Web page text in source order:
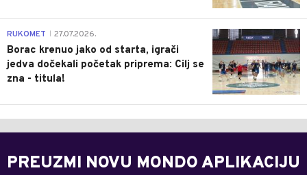
0
RUKOMET 27.07.2026.
Borac krenuo jako od starta, igrači
jedva dočekali početak priprema: Cilj se
zna - titula!
PREUZMI NOVU MONDO APLIKACIJU